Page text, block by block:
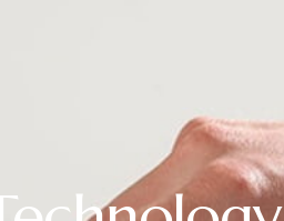
KOSMETOLOGIJA